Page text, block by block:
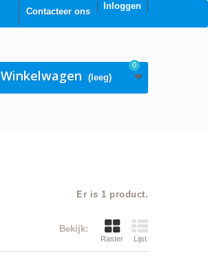
Inloggen
Contacteer ons
Winkelwagen (leeg)
0
Er is 1 product.
Bekijk:
Raster Lijst